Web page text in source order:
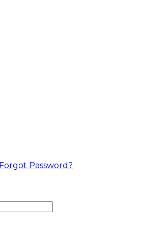
Forgot Password?